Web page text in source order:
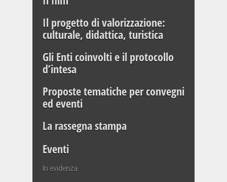
Il progetto di valorizzazione:
culturale, didattica, turistica
Gli Enti coinvolti e il protocollo
d’intesa
Proposte tematiche per convegni
ed eventi
La rassegna stampa
Eventi
In evidenza